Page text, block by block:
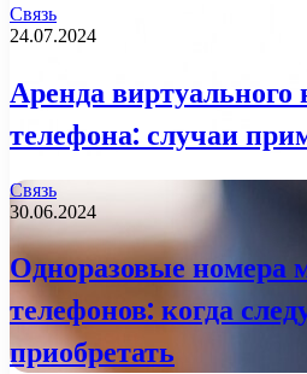
Связь
24.07.2024
Аренда виртуального
телефона: случаи
Связь
30.06.2024
Одноразовые номера
телефонов: когда
приобретать